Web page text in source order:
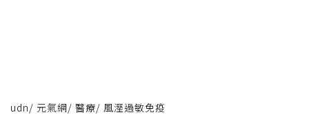
udn/ 元氣網/ 醫療/ 風溼過敏免疫